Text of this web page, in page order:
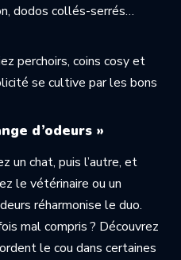
dodos collés-serrés…
perchoirs, coins cosy et
se cultive par les bons
d’odeurs »
un chat, puis l’autre, et
le vétérinaire ou un
réharmonise le duo.
mal compris ? Découvrez
le cou dans certaines